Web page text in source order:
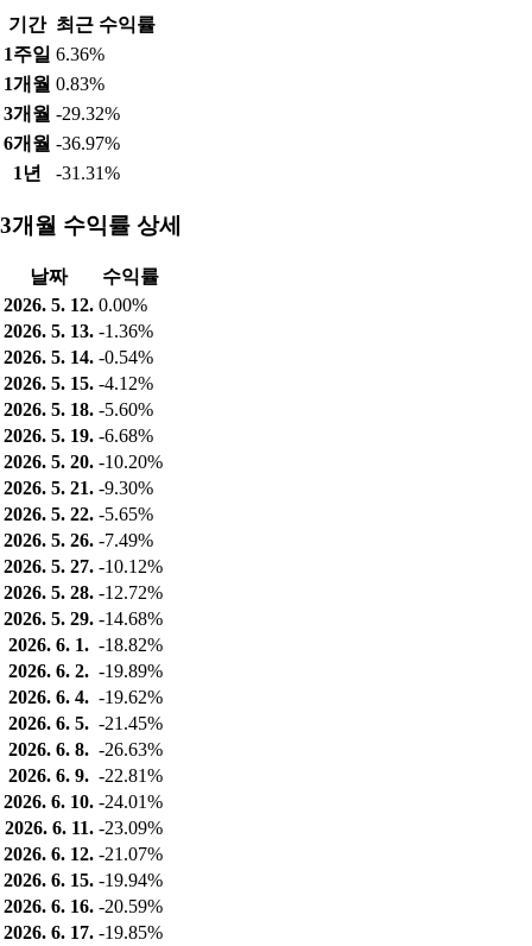
기간 최근 수익률
1주일 6.36%
1개월 0.83%
3개월 -29.32%
6개월 -36.97%
1년
-31.31%
3개월 수익률 상세
날짜
수익률
2026. 5. 12. 0.00%
2026. 5. 13. -1.36%
2026. 5. 14. -0.54%
2026. 5. 15. -4.12%
2026. 5. 18. -5.60%
2026. 5. 19. -6.68%
2026. 5. 20. -10.20%
2026. 5. 21. -9.30%
2026. 5. 22. -5.65%
2026. 5. 26. -7.49%
2026. 5. 27. -10.12%
2026. 5. 28. -12.72%
2026. 5. 29. -14.68%
2026. 6. 1. -18.82%
2026. 6. 2. -19.89%
2026. 6. 4. -19.62%
2026. 6. 5. -21.45%
2026. 6. 8. -26.63%
2026. 6. 9. -22.81%
2026. 6. 10. -24.01%
2026. 6. 11. -23.09%
2026. 6. 12. -21.07%
2026. 6. 15. -19.94%
2026. 6. 16. -20.59%
2026. 6. 17. -19.85%